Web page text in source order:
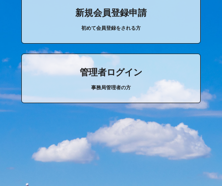
新規会員登録申請
初めて会員登録をされる方
管理者ログイン
事務局管理者の方